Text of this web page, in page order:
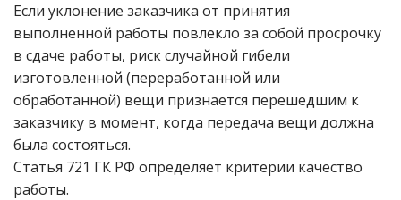
Если уклонение заказчика от принятия
выполненной работы повлекло за собой просрочку
в сдаче работы, риск случайной гибели
изготовленной (переработанной или
обработанной) вещи признается перешедшим к
заказчику в момент, когда передача вещи должна
была состояться.
Статья 721 ГК РФ определяет критерии качество
работы.